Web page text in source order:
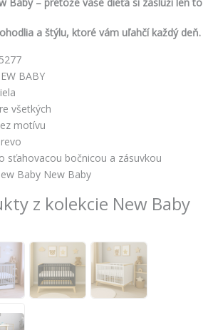
a štýlu, ktoré vám uľahčí každý deň.
BABY
všetkých
motívu
sťahovacou bočnicou a zásuvkou
Baby New Baby
z kolekcie New Baby